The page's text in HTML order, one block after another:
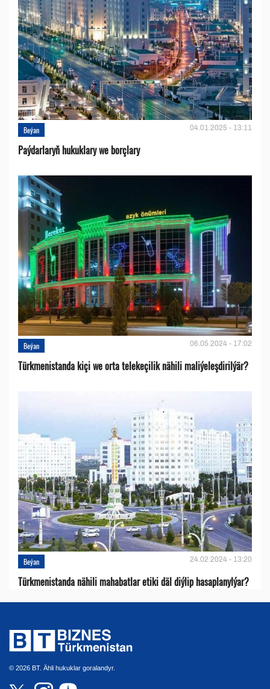
Beýan 04.01.2025 - 13:11
Paýdarlaryň hukuklary we bоrçlary
Beýan 06.05.2024 - 17:02
Türkmenistanda kiçi we orta telekeçilik nähili maliýeleşdirilýär?
Beýan 24.02.2024 - 13:20
Türkmenistanda nähili mahabatlar etiki däl diýlip hasaplanylýar?
© 2026 BT. Ähli hukuklar goralandyr.